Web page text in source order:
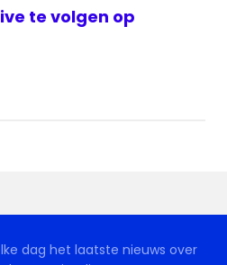
te volgen op
dag het laatste nieuws over